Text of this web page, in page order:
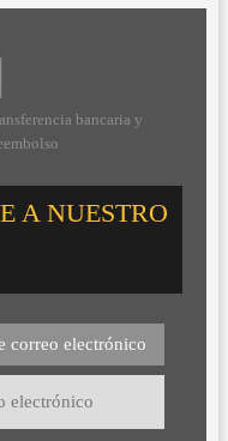
bancaria y
A NUESTRO
correo electrónico